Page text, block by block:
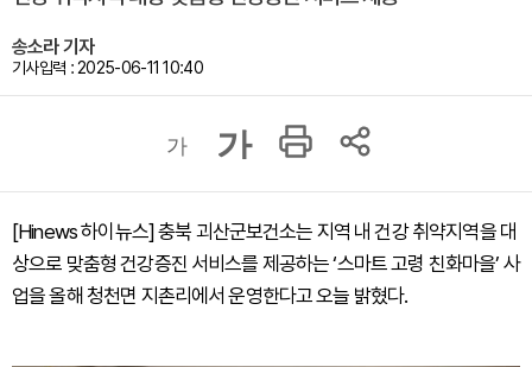
송소라 기자
기사입력 : 2025-06-11 10:40
가 가
[Hinews 하이뉴스] 충북 괴산군보건소는 지역 내 건강 취약지역을 대
상으로 맞춤형 건강증진 서비스를 제공하는 ‘스마트 고령 친화마을’ 사
업을 올해 청천면 지촌리에서 운영한다고 오늘 밝혔다.